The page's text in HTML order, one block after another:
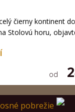
čierny kontinent
Stolovú horu,
od
pobrežie